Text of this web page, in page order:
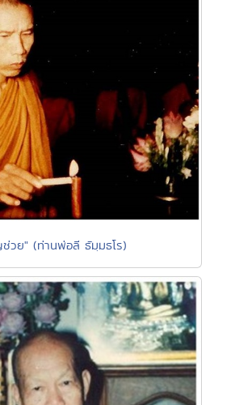
วย" (ท่านพ่อลี ธัมฺมธโร)